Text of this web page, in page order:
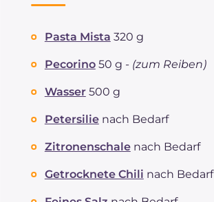
Pasta Mista 320 g
Pecorino 50 g - (zum Reiben)
Wasser 500 g
Petersilie nach Bedarf
Zitronenschale nach Bedarf
Getrocknete Chili nach Bedarf